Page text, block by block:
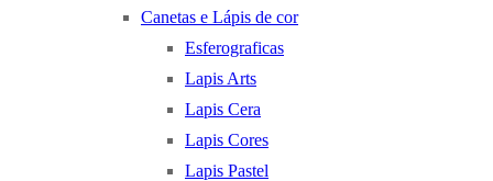
Canetas e Lápis de cor
Esferograficas
Lapis Arts
Lapis Cera
Lapis Cores
Lapis Pastel